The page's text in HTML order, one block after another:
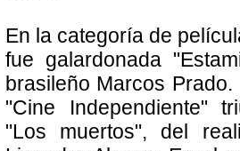
En la categoría de
fue galardonada
brasileño Marcos
"Cine Independiente"
"Los muertos", del